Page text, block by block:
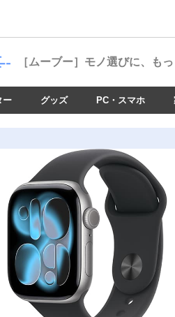
［ムーブー］ モノ選びに、もっ
ー グッズ PC・スマホ